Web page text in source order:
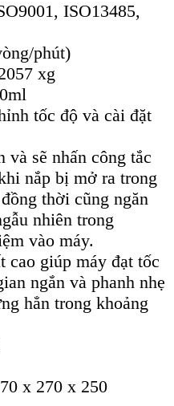
ISO13485,
phút)
xg
tốc độ và cài đặt
và sẽ nhấn công tắc
nắp bị mở ra trong
thời cũng ngăn
nhiên trong
vào máy.
cao giúp máy đạt tốc
ngắn và phanh nhẹ
hẳn trong khoảng
x 270 x 250